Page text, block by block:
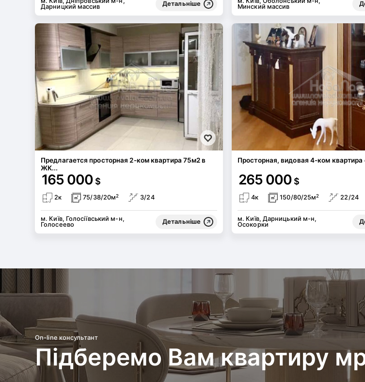
Дарницкий массив
Детальніше
Минский массив
Предлагается просторная 2-ком квартира 75м2 в
ЖК...
165 000 $
2к 75/38/20м2 3/24
м. Київ, Голосіївський м-н,
Голосеево
Детальніше
Просторная, видовая 4-ком квартира
265 000 $
4к 150/80/25м2 22/24
м. Київ, Дарницький м-н,
Осокорки
On-line консультант
Підберемо Вам квартиру